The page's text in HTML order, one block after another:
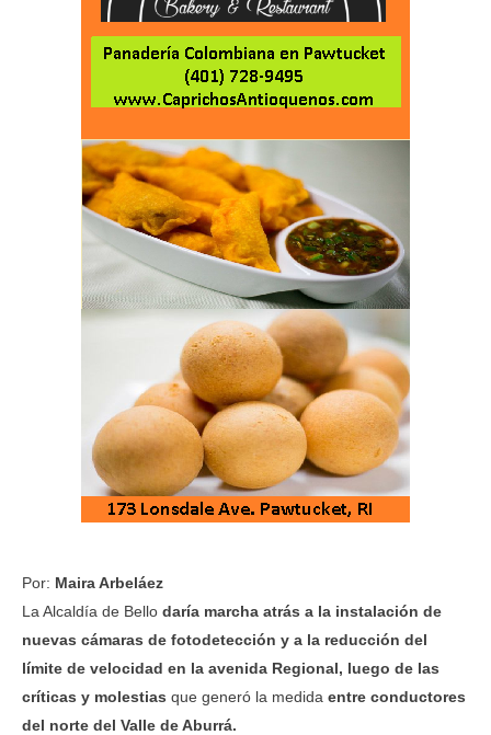
Por: Maira Arbeláez
La Alcaldía de Bello daría marcha atrás a la instalación de
nuevas cámaras de fotodetección y a la reducción del
límite de velocidad en la avenida Regional, luego de las
críticas y molestias que generó la medida entre conductores
del norte del Valle de Aburrá.